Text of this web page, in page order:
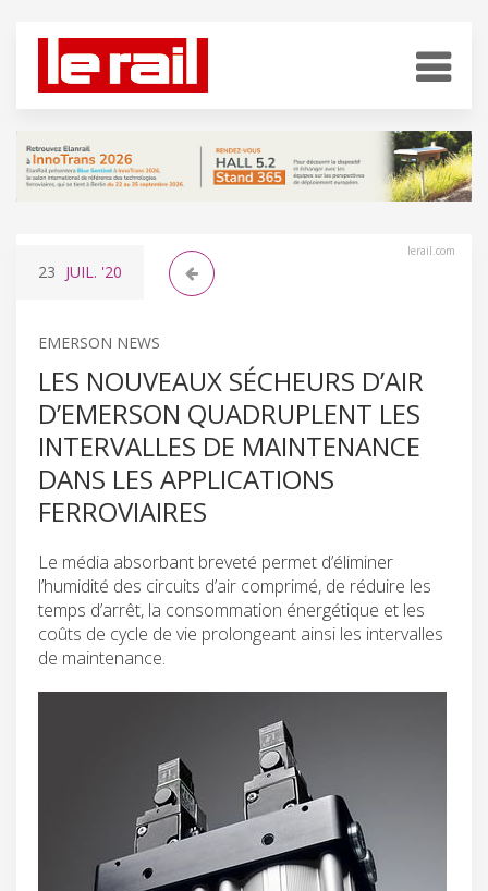
lerail.com
23 JUIL. '20
EMERSON NEWS
LES NOUVEAUX SÉCHEURS D’AIR
D’EMERSON QUADRUPLENT LES
INTERVALLES DE MAINTENANCE
DANS LES APPLICATIONS
FERROVIAIRES
Le média absorbant breveté permet d’éliminer
l’humidité des circuits d’air comprimé, de réduire les
temps d’arrêt, la consommation énergétique et les
coûts de cycle de vie prolongeant ainsi les intervalles
de maintenance.